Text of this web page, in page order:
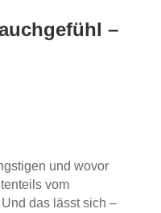
–
und wovor
vom
das lässt sich –